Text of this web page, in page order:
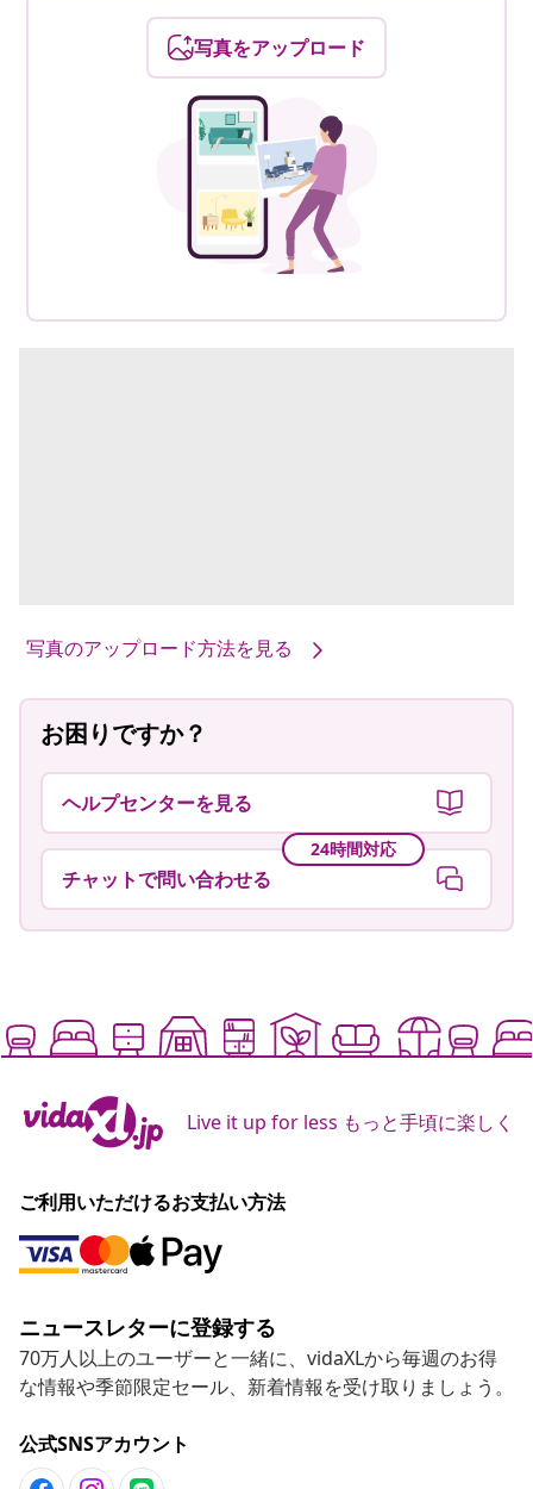
写真をアップロード
写真のアップロード方法を見る
お困りですか？
ヘルプセンターを見る
24時間対応
チャットで問い合わせる
Live it up for less もっと手頃に楽しく
ご利用いただけるお支払い方法
ニュースレターに登録する
70万人以上のユーザーと一緒に、vidaXLから毎週のお得
な情報や季節限定セール、新着情報を受け取りましょう。
公式SNSアカウント